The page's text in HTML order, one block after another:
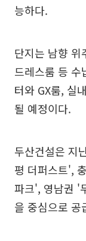
능하다.
단지는 남향 위
드레스룸 등 수
터와 GX룸, 실
될 예정이다.
두산건설은 지
평 더퍼스트',
파크', 영남권 '
을 중심으로 공